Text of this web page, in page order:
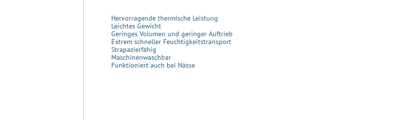
Hervorragende thermische Leistung
Leichtes Gewicht
Geringes Volumen und geringer Auftrieb
Extrem schneller Feuchtigkeitstransport
Strapazierfähig
Maschinenwaschbar
Funktioniert auch bei Nässe